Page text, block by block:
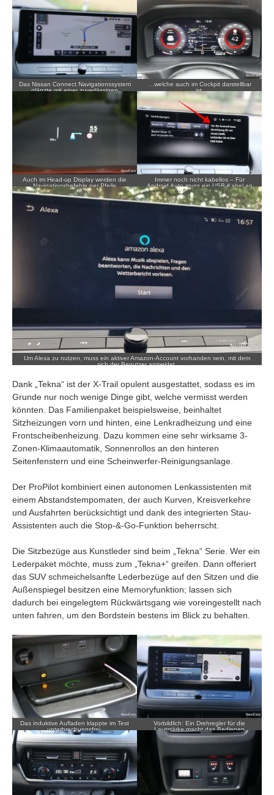
Das Nissan Connect Navigationssystem
glänzte mit einer zuverlässigen
…welche auch im Cockpit darstellbar
ist.
Auch im Head-up Display werden die
Navigationsbefehle per Pfeile
dargestellt.
Immer noch nicht kabellos – Für
Android Auto muss ein USB-Kabel an
das jeweilige Gerät angeschlossen
werden.
Um Alexa zu nutzen, muss ein aktiver Amazon-Account vorhanden sein, mit dem
sich der Benutzer anmeldet.
Dank „Tekna“ ist der X-Trail opulent ausgestattet, sodass es im
Grunde nur noch wenige Dinge gibt, welche vermisst werden
könnten. Das Familienpaket beispielsweise, beinhaltet
Sitzheizungen vorn und hinten, eine Lenkradheizung und eine
Frontscheibenheizung. Dazu kommen eine sehr wirksame 3-
Zonen-Klimaautomatik, Sonnenrollos an den hinteren
Seitenfenstern und eine Scheinwerfer-Reinigungsanlage.
Der ProPilot kombiniert einen autonomen Lenkassistenten mit
einem Abstandstempomaten, der auch Kurven, Kreisverkehre
und Ausfahrten berücksichtigt und dank des integrierten Stau-
Assistenten auch die Stop-&-Go-Funktion beherrscht.
Die Sitzbezüge aus Kunstleder sind beim „Tekna“ Serie. Wer ein
Lederpaket möchte, muss zum „Tekna+“ greifen. Dann offeriert
das SUV schmeichelsanfte Lederbezüge auf den Sitzen und die
Außenspiegel besitzen eine Memoryfunktion; lassen sich
dadurch bei eingelegtem Rückwärtsgang wie voreingestellt nach
unten fahren, um den Bordstein bestens im Blick zu behalten.
Das induktive Aufladen klappte im Test
unterbrechungsfrei.
Vorbildlich: Ein Drehregler für die
Lautstärke macht das Bedienen
einfach.